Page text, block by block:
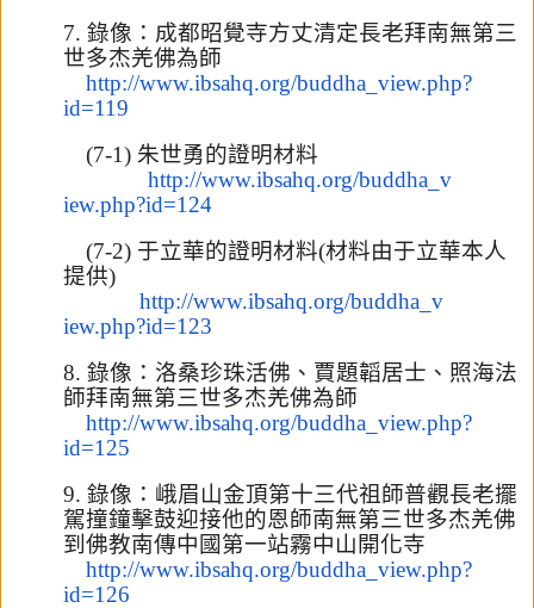
7.錄像：成都昭覺寺方丈清定長老拜南無第三
世多杰羌佛為師
http://www.ibsahq.org/buddha_view.php?
id=119
(7-1) 朱世勇的證明材料
http://www.ibsahq.org/buddha_v
iew.php?id=124
(7-2) 于立華的證明材料(材料由于立華本人
提供)
http://www.ibsahq.org/buddha_v
iew.php?id=123
8.錄像：洛桑珍珠活佛、賈題韜居士、照海法
師拜南無第三世多杰羌佛為師
http://www.ibsahq.org/buddha_view.php?
id=125
9.錄像：峨眉山金頂第十三代祖師普觀長老擺
駕撞鐘擊鼓迎接他的恩師南無第三世多杰羌佛
到佛教南傳中國第一站霧中山開化寺
http://www.ibsahq.org/buddha_view.php?
id=126